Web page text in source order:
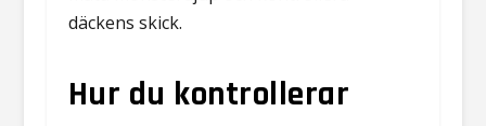
däckens skick.
Hur du kontrollerar